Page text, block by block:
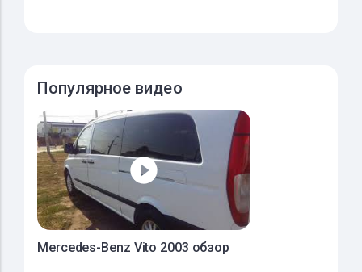
Популярное видео
Mercedes-Benz Vito 2003 обзор